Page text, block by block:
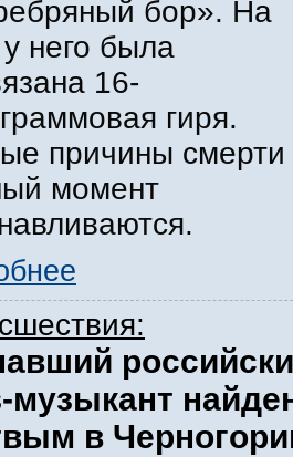
бор». На
у него была
16-
гиря.
причины смерти
момент
музыкант
в